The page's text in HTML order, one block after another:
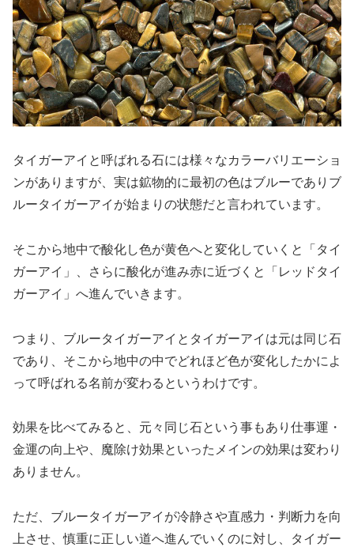
タイガーアイと呼ばれる石には様々なカラーバリエーショ
ンがありますが、実は鉱物的に最初の色はブルーでありブ
ルータイガーアイが始まりの状態だと言われています。
そこから地中で酸化し色が黄色へと変化していくと「タイ
ガーアイ」、さらに酸化が進み赤に近づくと「レッドタイ
ガーアイ」へ進んでいきます。
つまり、ブルータイガーアイとタイガーアイは元は同じ石
であり、そこから地中の中でどれほど色が変化したかによ
って呼ばれる名前が変わるというわけです。
効果を比べてみると、元々同じ石という事もあり仕事運・
金運の向上や、魔除け効果といったメインの効果は変わり
ありません。
ただ、ブルータイガーアイが冷静さや直感力・判断力を向
上させ、慎重に正しい道へ進んでいくのに対し、タイガー